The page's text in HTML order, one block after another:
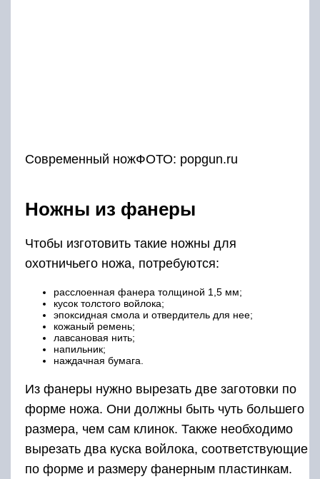
Современный ножФОТО: popgun.ru
Ножны из фанеры
Чтобы изготовить такие ножны для
охотничьего ножа, потребуются:
расслоенная фанера толщиной 1,5 мм;
кусок толстого войлока;
эпоксидная смола и отвердитель для нее;
кожаный ремень;
лавсановая нить;
напильник;
наждачная бумага.
Из фанеры нужно вырезать две заготовки по
форме ножа. Они должны быть чуть большего
размера, чем сам клинок. Также необходимо
вырезать два куска войлока, соответствующие
по форме и размеру фанерным пластинкам.